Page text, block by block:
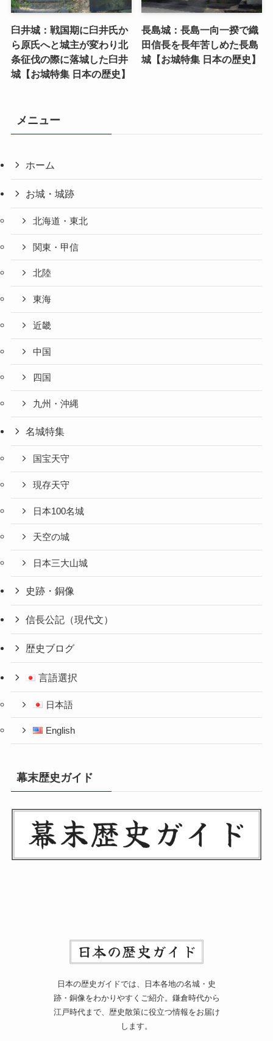
臼井城：戦国期に臼井氏か
ら原氏へと城主が変わり北
条征伐の際に落城した臼井
城【お城特集 日本の歴史】
長島城：長島一向一揆で織
田信長を長年苦しめた長島
城【お城特集 日本の歴史】
メニュー
ホーム
お城・城跡
北海道・東北
関東・甲信
北陸
東海
近畿
中国
四国
九州・沖縄
名城特集
国宝天守
現存天守
日本100名城
天空の城
日本三大山城
史跡・銅像
信長公記（現代文）
歴史ブログ
言語選択
日本語
English
幕末歴史ガイド
日本の歴史ガイドでは、日本各地の名城・史
跡・銅像をわかりやすくご紹介。鎌倉時代から
江戸時代まで、歴史散策に役立つ情報をお届け
します。